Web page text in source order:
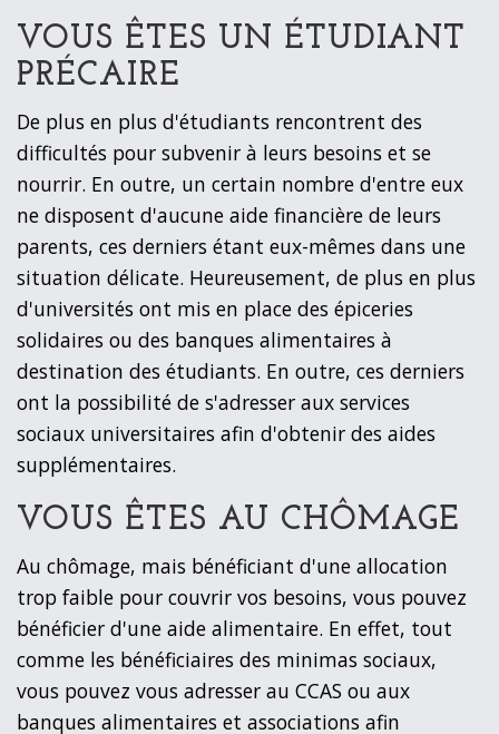
VOUS ÊTES UN ÉTUDIANT
PRÉCAIRE
De plus en plus d'étudiants rencontrent des
difficultés pour subvenir à leurs besoins et se
nourrir. En outre, un certain nombre d'entre eux
ne disposent d'aucune aide financière de leurs
parents, ces derniers étant eux-mêmes dans une
situation délicate. Heureusement, de plus en plus
d'universités ont mis en place des épiceries
solidaires ou des banques alimentaires à
destination des étudiants. En outre, ces derniers
ont la possibilité de s'adresser aux services
sociaux universitaires afin d'obtenir des aides
supplémentaires.
VOUS ÊTES AU CHÔMAGE
Au chômage, mais bénéficiant d'une allocation
trop faible pour couvrir vos besoins, vous pouvez
bénéficier d'une aide alimentaire. En effet, tout
comme les bénéficiaires des minimas sociaux,
vous pouvez vous adresser au CCAS ou aux
banques alimentaires et associations afin